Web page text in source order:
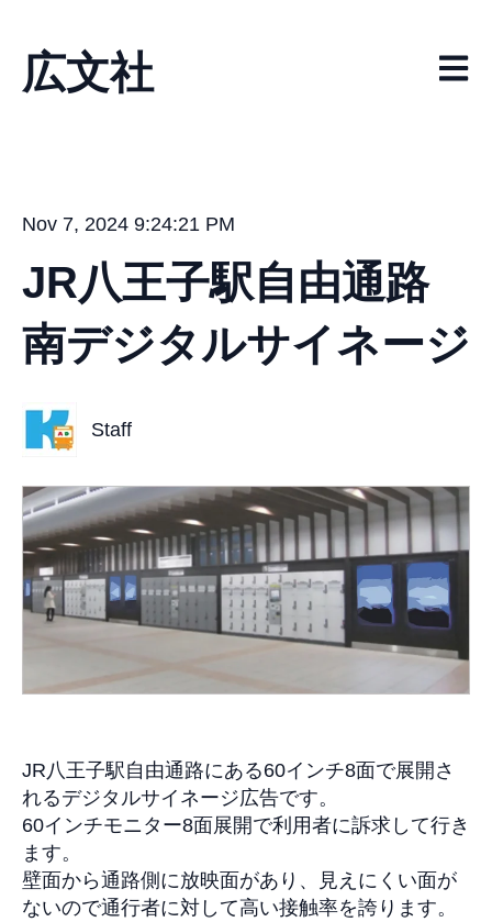
広文社 メイ
Nov 7, 2024 9:24:21 PM
JR八王子駅自由通路
南デジタルサイネージ
Staff
JR 八王子駅自由通路にある60インチ8面で展開さ
れるデジタルサイネージ広告です。
60インチモニター8面展開で利用者に訴求して行き
ます。
壁面から通路側に放映面があり、見えにくい面が
ないので通行者に対して高い接触率を誇ります。